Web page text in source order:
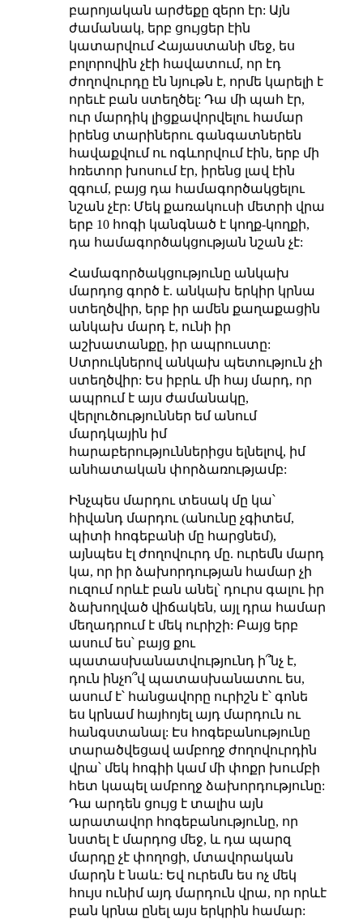
բարոյական արժեքը զերո էր: Այն
ժամանակ, երբ ցույցեր էին
կատարվում Հայաստանի մեջ, ես
բոլորովին չէի հավատում, որ էդ
ժողովուրդը էն նյութն է, որմե կարելի է
որեւէ բան ստեղծել: Դա մի պահ էր,
ուր մարդիկ լիցքավորվելու համար
իրենց տարիներու գանգատներեն
հավաքվում ու ոգևորվում էին, երբ մի
հռետոր խոսում էր, իրենց լավ էին
զգում, բայց դա համագործակցելու
նշան չէր: Մեկ քառակուսի մետրի վրա
երբ 10 հոգի կանգնած է կողք-կողքի,
դա համագործակցության նշան չէ:
Համագործակցությունը անկախ
մարդոց գործ է. անկախ երկիր կրնա
ստեղծվիր, երբ իր ամեն քաղաքացին
անկախ մարդ է, ունի իր
աշխատանքը, իր ապրուստը:
Ստրուկներով անկախ պետություն չի
ստեղծվիր: Ես իբրև մի հայ մարդ, որ
ապրում է այս ժամանակը,
վերլուծություններ եմ անում
մարդկային իմ
հարաբերություններիցս ելնելով, իմ
անհատական փորձառությամբ:
Ինչպես մարդու տեսակ մը կա՝
հիվանդ մարդու (անունը չգիտեմ,
պիտի հոգեբանի մը հարցնեմ),
այնպես էլ ժողովուրդ մը. ուրեմն մարդ
կա, որ իր ձախորդության համար չի
ուզում որևէ բան անել՝ դուրս գալու իր
ձախողված վիճակեն, այլ դրա համար
մեղադրում է մեկ ուրիշի: Բայց երբ
ասում ես՝ բայց քու
պատասխանատվությունդ ի՞նչ է,
դուն ինչո՞վ պատասխանատու ես,
ասում է՝ հանցավորը ուրիշն է՝ գոնե
ես կրնամ հայհոյել այդ մարդուն ու
հանգստանալ: Էս հոգեբանությունը
տարածվեցավ ամբողջ ժողովուրդին
վրա՝ մեկ հոգիի կամ մի փոքր խումբի
հետ կապել ամբողջ ձախորդությունը:
Դա արդեն ցույց է տալիս այն
արատավոր հոգեբանությունը, որ
նստել է մարդոց մեջ, և դա պարզ
մարդը չէ փողոցի, մտավորական
մարդն է նաև: Եվ ուրեմն ես ոչ մեկ
հույս ունիմ այդ մարդուն վրա, որ որևէ
բան կրնա ընել այս երկրին համար: